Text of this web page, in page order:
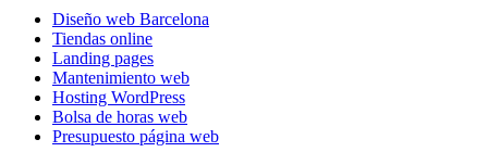
Diseño web Barcelona
Tiendas online
Landing pages
Mantenimiento web
Hosting WordPress
Bolsa de horas web
Presupuesto página web